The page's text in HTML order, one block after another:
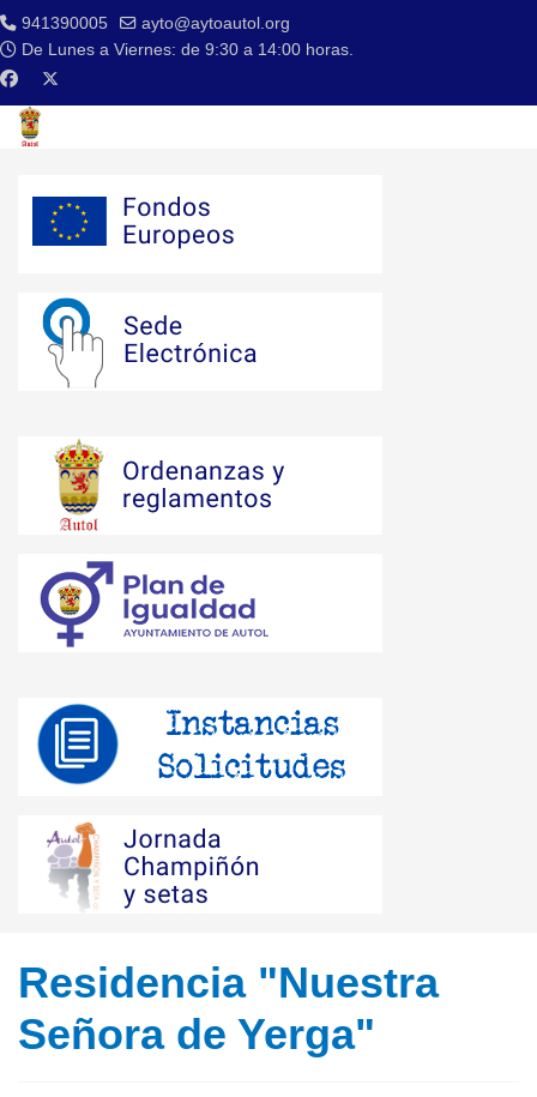
941390005
ayto@aytoautol.org
De Lunes a Viernes: de 9:30 a 14:00 horas.
Residencia "Nuestra
Señora de Yerga"